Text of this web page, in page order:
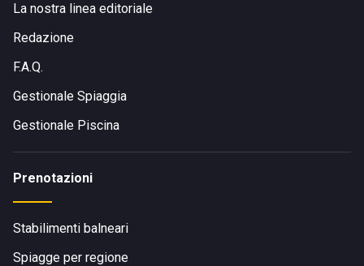
La nostra linea editoriale
Redazione
F.A.Q.
Gestionale Spiaggia
Gestionale Piscina
Prenotazioni
Stabilimenti balneari
Spiagge per regione